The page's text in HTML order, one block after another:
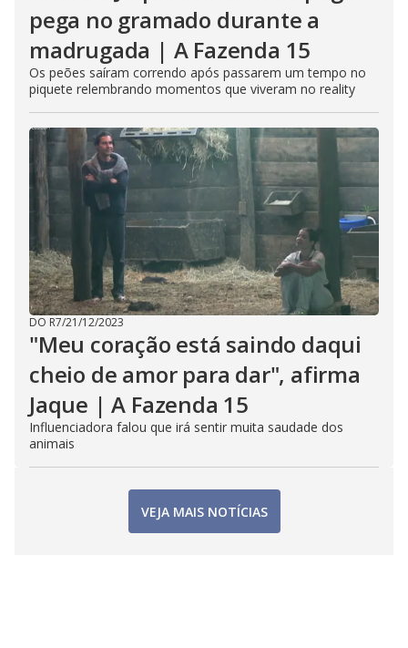
pega no gramado durante a
madrugada | A Fazenda 15
Os peões saíram correndo após passarem um tempo no
piquete relembrando momentos que viveram no reality
DO R7/21/12/2023
"Meu coração está saindo daqui
cheio de amor para dar", afirma
Jaque | A Fazenda 15
Influenciadora falou que irá sentir muita saudade dos
animais
VEJA MAIS NOTÍCIAS